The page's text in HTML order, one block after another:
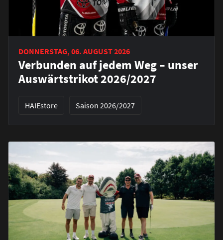
DONNERSTAG, 06. AUGUST 2026
Verbunden auf jedem Weg – unser
Auswärtstrikot 2026/2027
HAIEstore Saison 2026/2027